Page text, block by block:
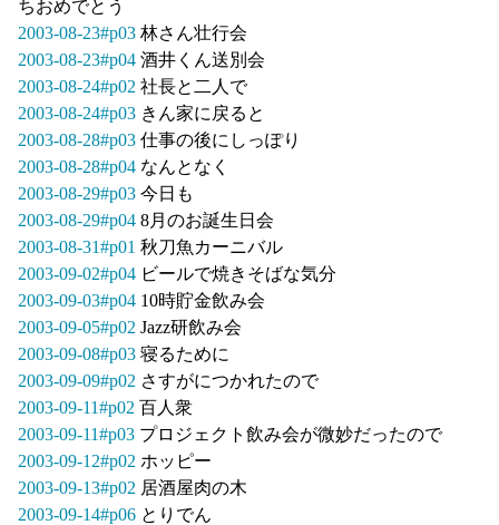
ちおめでとう
2003-08-23#p03 林さん壮行会
2003-08-23#p04 酒井くん送別会
2003-08-24#p02 社長と二人で
2003-08-24#p03 きん家に戻ると
2003-08-28#p03 仕事の後にしっぽり
2003-08-28#p04 なんとなく
2003-08-29#p03 今日も
2003-08-29#p04 8月のお誕生日会
2003-08-31#p01 秋刀魚カーニバル
2003-09-02#p04 ビールで焼きそばな気分
2003-09-03#p04 10時貯金飲み会
2003-09-05#p02 Jazz研飲み会
2003-09-08#p03 寝るために
2003-09-09#p02 さすがにつかれたので
2003-09-11#p02 百人衆
2003-09-11#p03 プロジェクト飲み会が微妙だったので
2003-09-12#p02 ホッピー
2003-09-13#p02 居酒屋肉の木
2003-09-14#p06 とりでん